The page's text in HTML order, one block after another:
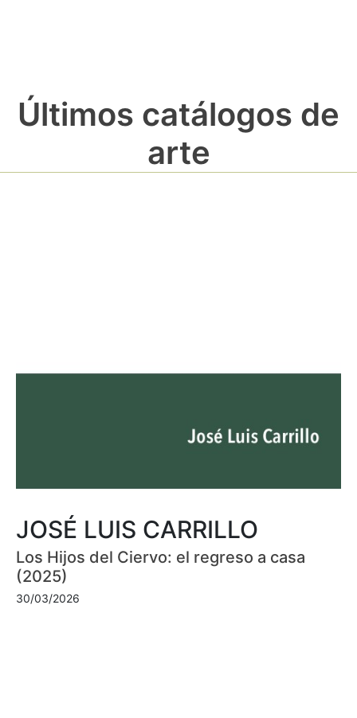
Últimos catálogos de
arte
JOSÉ LUIS CARRILLO
Los Hijos del Ciervo: el regreso a casa
(2025)
30/03/2026